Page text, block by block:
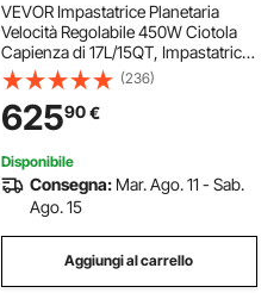
VEVOR Impastatrice Planetaria
Velocità Regolabile 450W Ciotola
Capienza di 17L/15QT, Impastatrice
Elettrica da Cucina Commerciale
Velocità 3 Modi 113/184/341
giri/min, Impastatrice 3 Ganci di
Ricambio
(236)
62590€
Disponibile
Consegna: Mar. Ago. 11 - Sab.
Ago. 15
Aggiungi al carrello